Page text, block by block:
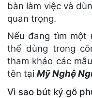
bàn làm việc và
quan trọng.
Nếu đang tìm một
thể dùng trong
tham khảo các
tên tại Mỹ Nghệ
Vì sao bút ký gỗ